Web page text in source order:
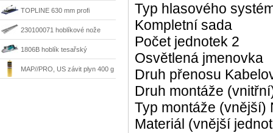
plynů Ridgid 36163
TOPLINE 630 mm profi
řezačka Kaufmann
230100071 hoblíkové nože
HSS 210 mm Matrix
1806B hoblík tesařský
velkoplošný 170 mm Makita
MAP//PRO, US závit plyn 400 g
Typ hlasového
Kompletní sada
Počet jednotek 2
Osvětlená jmenovka
Druh přenosu
Druh montáže
Typ montáže (vnější)
Materiál (vnější